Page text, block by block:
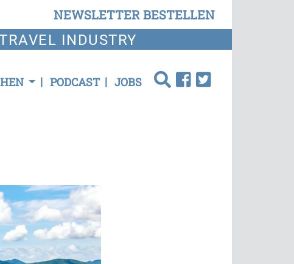
NEWSLETTER BESTELLEN
INDUSTRY
PODCAST JOBS